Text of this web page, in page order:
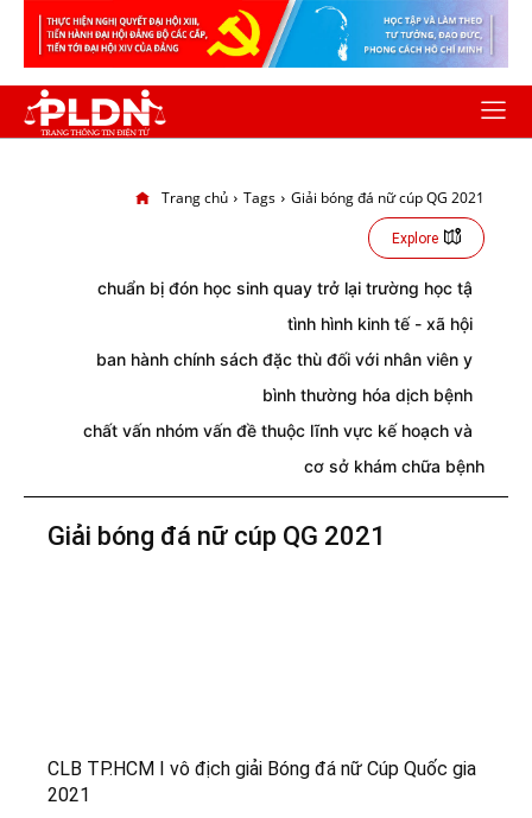
Trang chủ Tags Giải bóng đá nữ cúp QG 2021
Explore
chuẩn bị đón học sinh quay trở lại trường học tậ
tình hình kinh tế - xã hội
ban hành chính sách đặc thù đối với nhân viên y
bình thường hóa dịch bệnh
chất vấn nhóm vấn đề thuộc lĩnh vực kế hoạch và
cơ sở khám chữa bệnh
Giải bóng đá nữ cúp QG 2021
CLB TP.HCM I vô địch giải Bóng đá nữ Cúp Quốc gia
2021